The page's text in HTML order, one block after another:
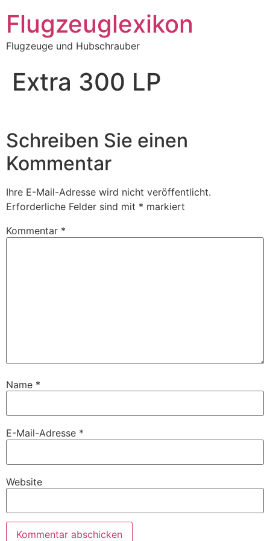
Inhalt
springen
Flugzeuglexikon
Flugzeuge und Hubschrauber
Extra 300 LP
Schreiben Sie einen
Kommentar
Ihre E-Mail-Adresse wird nicht veröffentlicht.
Erforderliche Felder sind mit * markiert
Kommentar *
Name *
E-Mail-Adresse *
Website